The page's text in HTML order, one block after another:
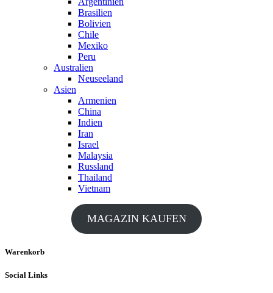
Brasilien
Bolivien
Chile
Mexiko
Peru
Australien
Neuseeland
Asien
Armenien
China
Indien
Iran
Israel
Malaysia
Russland
Thailand
Vietnam
MAGAZIN KAUFEN
Warenkorb
Social Links